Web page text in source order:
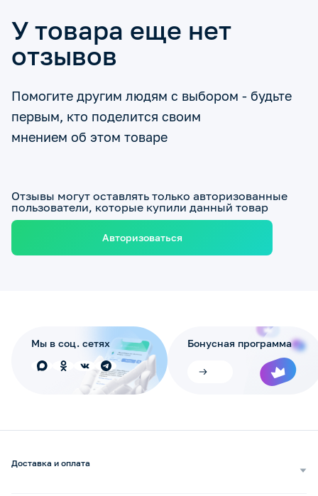
У товара еще нет
отзывов
Помогите другим людям с выбором - будьте
первым, кто поделится своим
мнением об этом товаре
Отзывы могут оставлять только авторизованные
пользователи, которые купили данный товар
Авторизоваться
Мы в соц. сетях Бонусная программа
Доставка и оплата